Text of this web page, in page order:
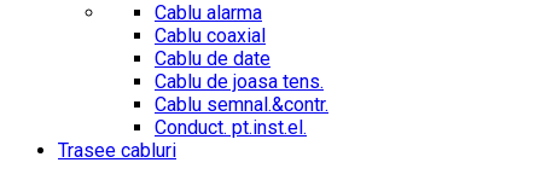
Cablu alarma
Cablu coaxial
Cablu de date
Cablu de joasa tens.
Cablu semnal.&contr.
Conduct. pt.inst.el.
Trasee cabluri